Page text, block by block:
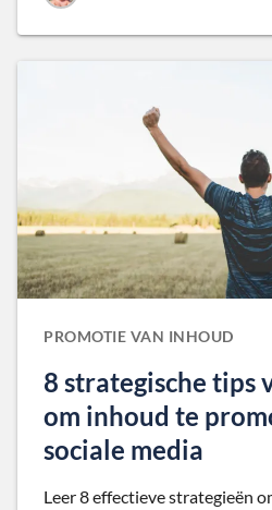
PROMOTIE VAN INHOUD
8 strategische tips
om inhoud te
sociale media
Leer 8 effectieve strategieën